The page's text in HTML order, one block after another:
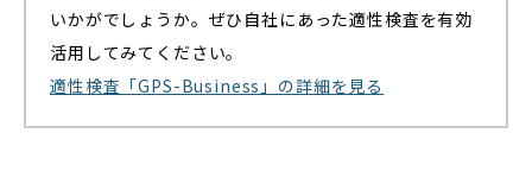
いかがでしょうか。ぜひ自社にあった適性検査を有効
活用してみてください。
適性検査「GPS-Business」の詳細を見る